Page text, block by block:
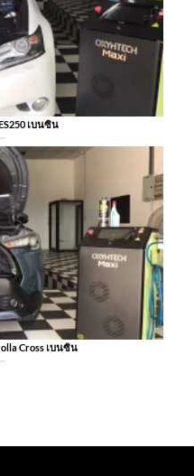
เบนซิน
Cross เบนซิน